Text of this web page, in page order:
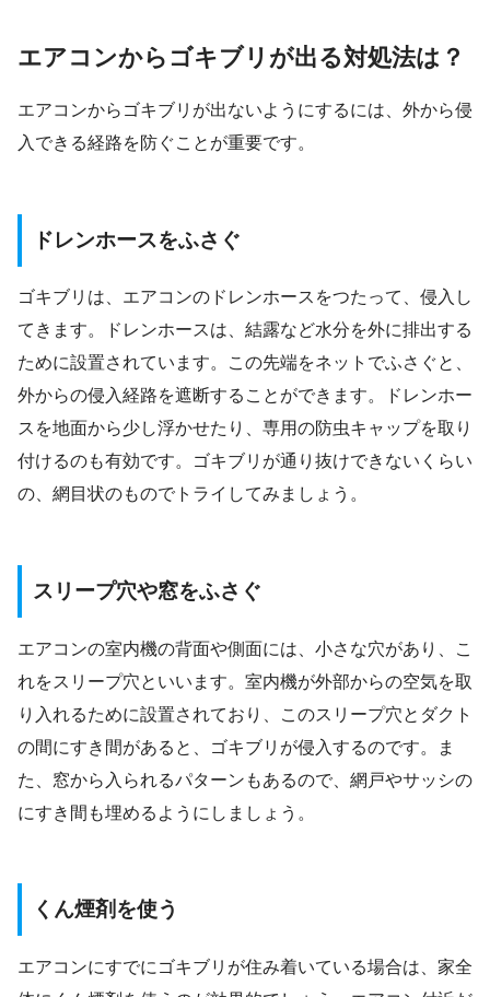
エアコンからゴキブリが出る対処法は？
エアコンからゴキブリが出ないようにするには、外から侵
入できる経路を防ぐことが重要です。
ドレンホースをふさぐ
ゴキブリは、エアコンのドレンホースをつたって、侵入し
てきます。ドレンホースは、結露など水分を外に排出する
ために設置されています。この先端をネットでふさぐと、
外からの侵入経路を遮断することができます。ドレンホー
スを地面から少し浮かせたり、専用の防虫キャップを取り
付けるのも有効です。ゴキブリが通り抜けできないくらい
の、網目状のものでトライしてみましょう。
スリープ穴や窓をふさぐ
エアコンの室内機の背面や側面には、小さな穴があり、こ
れをスリープ穴といいます。室内機が外部からの空気を取
り入れるために設置されており、このスリープ穴とダクト
の間にすき間があると、ゴキブリが侵入するのです。ま
た、窓から入られるパターンもあるので、網戸やサッシの
にすき間も埋めるようにしましょう。
くん煙剤を使う
エアコンにすでにゴキブリが住み着いている場合は、家全